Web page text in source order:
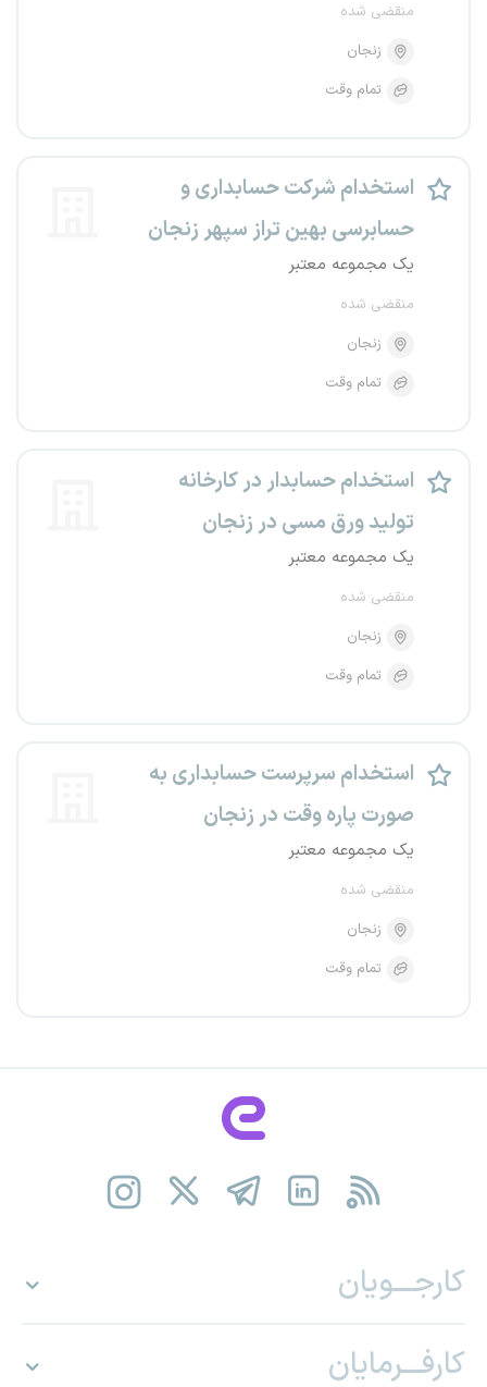
منقضی شده
زنجان
تمام وقت
استخدام شرکت حسابداری و
حسابرسی بهین تراز سپهر زنجان
یک مجموعه معتبر
منقضی شده
زنجان
تمام وقت
استخدام حسابدار در کارخانه
تولید ورق مسی در زنجان
یک مجموعه معتبر
منقضی شده
زنجان
تمام وقت
استخدام سرپرست حسابداری به
صورت پاره وقت در زنجان
یک مجموعه معتبر
منقضی شده
زنجان
تمام وقت
کارجـــویان
کارفـــرمایان